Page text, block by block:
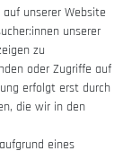
unserer Website
unserer
zu
oder Zugriffe auf
erfolgt erst durch
die wir in den
eines